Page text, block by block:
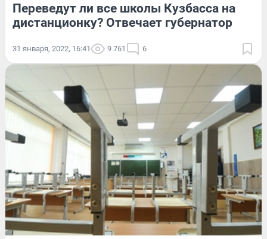
Переведут ли все школы Кузбасса на
дистанционку? Отвечает губернатор
31 января, 2022, 16:41 9 761 6